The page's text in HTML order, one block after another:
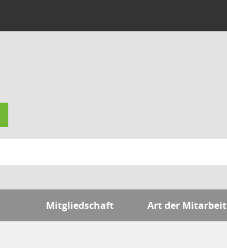
Mitgliedschaft Art der Mitarbeit